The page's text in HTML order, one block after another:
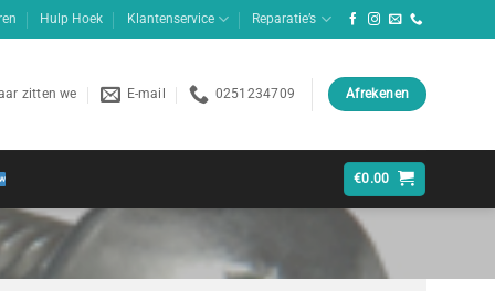
Hulp Hoek Klantenservice Reparatie’s
zitten we E-mail 0251234709 Afrekenen
€0.00